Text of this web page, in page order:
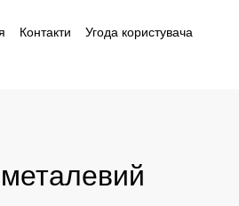
Контакти
Угода користувача